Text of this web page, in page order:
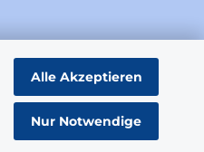
Alle Akzeptieren
Nur Notwendige